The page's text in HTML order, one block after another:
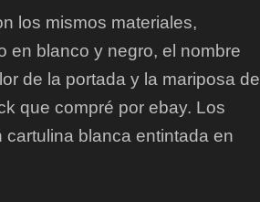
los mismos materiales,
en blanco y negro, el nombre
de la portada y la mariposa de
que compré por ebay. Los
blanca entintada en